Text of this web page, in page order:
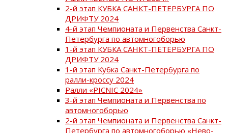
2-й этап КУБКА САНКТ-ПЕТЕРБУРГА ПО
ДРИФТУ 2024
4-й этап Чемпионата и Первенства Санкт-
Петербурга по автомногоборью
1-й этап КУБКА САНКТ-ПЕТЕРБУРГА ПО
ДРИФТУ 2024
1-й этап Кубка Санкт-Петербурга по
ралли-кроссу 2024
Ралли «PICNIC 2024»
3-й этап Чемпионата и Первенства по
автомногоборью
2-й этап Чемпионата и Первенства Санкт-
Петербурга по автомногоборью «Нево-